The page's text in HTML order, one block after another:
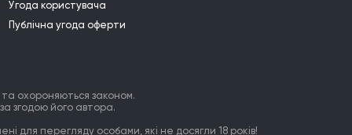
Угода користувача
Публічна угода оферти
охороняються законом.
згодою його автора.
для перегляду особами, які не досягли 18 років!